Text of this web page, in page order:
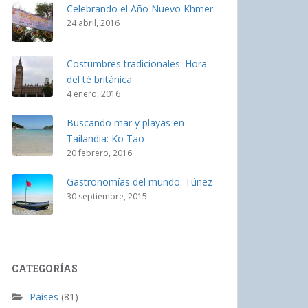
Celebrando el Año Nuevo Khmer
24 abril, 2016
Costumbres tradicionales: Hora
del té británica
4 enero, 2016
Buscando mar y playas en
Tailandia: Ko Tao
20 febrero, 2016
Gastronomías del mundo: Túnez
30 septiembre, 2015
CATEGORÍAS
Países (81)